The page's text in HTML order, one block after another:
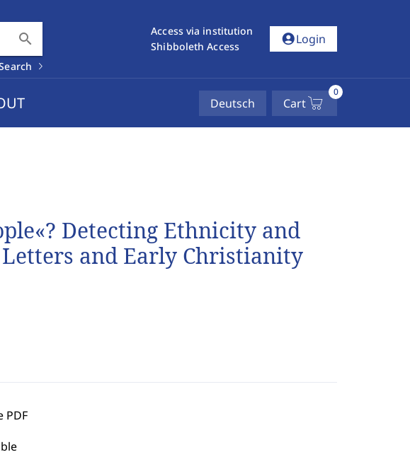
search
Access via institution
Shibboleth Access
account_circleLogin
Deutsch Cart
0
Detecting Ethnicity and
and Early Christianity
PDF